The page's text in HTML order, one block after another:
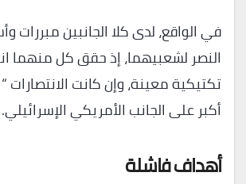
في الواقع، لدى كلا الجانبين مبررات
النصر لشعبيهما، إذ حقق كل منهما
تكتيكية معينة، وإن كانت الانتصارات
أكبر على الجانب الأمريكي الإسرائيلي.
أهداف فاشلة